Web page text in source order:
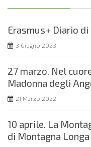
Erasmus+ Diario
3 Giugno 2023
27 marzo. Nel
Madonna degli
21 Marzo 2022
10 aprile. La
di Montagna